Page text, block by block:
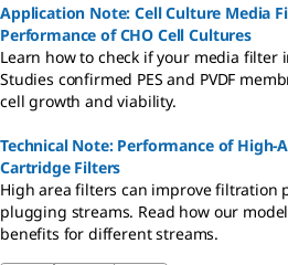
Application Note: Cell Culture Media
Performance of CHO Cell Cultures
Learn how to check if your media filter
Studies confirmed PES and PVDF
cell growth and viability.
Technical Note: Performance of High-
Cartridge Filters
High area filters can improve filtration
plugging streams. Read how our model can help predict the
benefits for different streams.